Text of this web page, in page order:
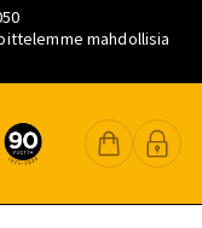
mahdollisia